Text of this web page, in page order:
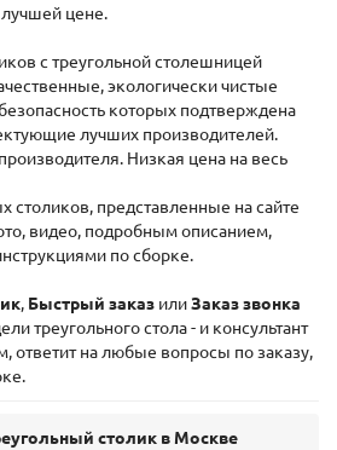
цене.
с треугольной столешницей
экологически чистые
которых подтверждена
лучших производителей.
Низкая цена на весь
столиков, представленные на сайте
видео, подробным описанием,
по сборке.
, Быстрый заказ илиЗаказ звонка
треугольного стола - и консультант
ответит на любые вопросы по заказу,
столик в Москве